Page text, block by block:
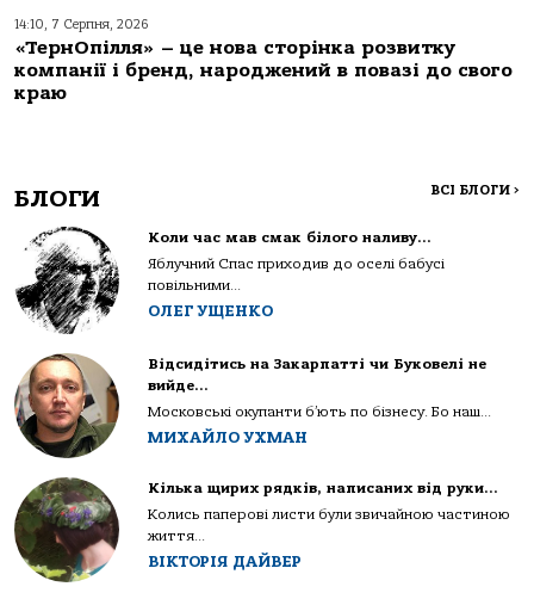
14:10, 7 Серпня, 2026
«ТернОпілля» – це нова сторінка розвитку
компанії і бренд, народжений в повазі до свого
краю
БЛОГИ ВСІ БЛОГИ >
Коли час мав смак білого наливу…
Яблучний Спас приходив до оселі бабусі
повільними...
ОЛЕГ УЩЕНКО
Відсидітись на Закарпатті чи Буковелі не
вийде…
Московські окупанти б’ють по бізнесу. Бо наш...
МИХАЙЛО УХМАН
Кілька щирих рядків, написаних від руки…
Колись паперові листи були звичайною частиною
життя...
ВІКТОРІЯ ДАЙВЕР